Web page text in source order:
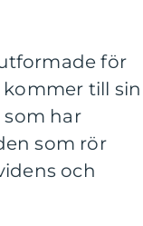
för
till sin
som har
som rör
och